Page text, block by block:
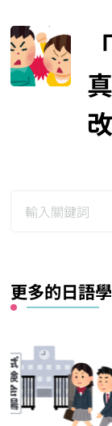
更多的日語